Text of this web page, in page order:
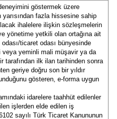
göstermek üzere
fazla hissesine sahip
ihalelere ilişkin sözleşmelerin
yönetime yetkili olan ortağına ait
ticaret odası bünyesinde
veya yeminli mali müşavir ya da
tarafından ilk ilan tarihinden sonra
geriye doğru son bir yıldır
gösteren, e-forma uygun
idarelere taahhüt edilenler
işlerden elde edilen iş
sayılı Türk Ticaret Kanununun